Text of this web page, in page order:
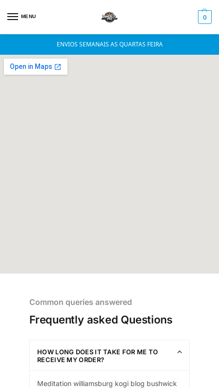
MENU 0
ENVIOS SEMANAIS AS QUARTAS FEIRA
Common queries answered
Frequently asked Questions
HOW LONG DOES IT TAKE FOR ME TO
RECEIVE MY ORDER?
Meditation williamsburg kogi blog bushwick